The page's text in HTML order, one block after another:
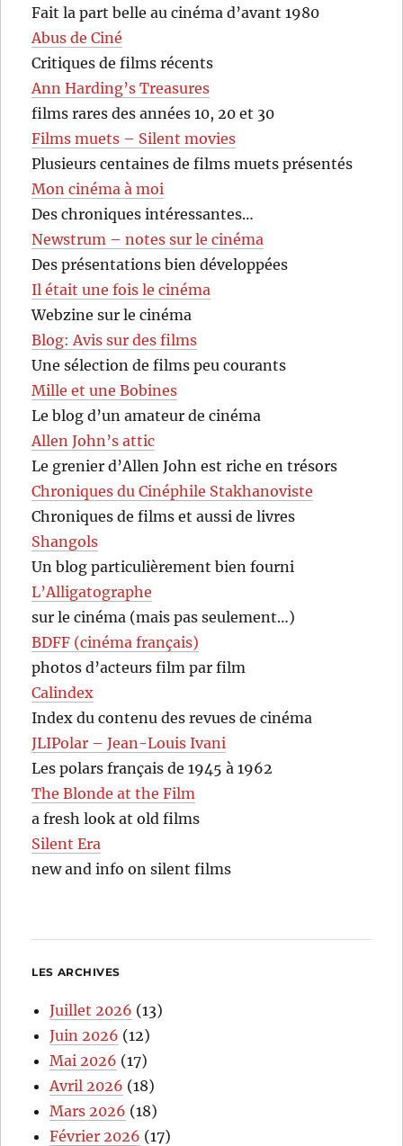
Fait la part belle au cinéma d’avant 1980
Abus de Ciné
Critiques de films récents
Ann Harding’s Treasures
films rares des années 10, 20 et 30
Films muets – Silent movies
Plusieurs centaines de films muets présentés
Mon cinéma à moi
Des chroniques intéressantes…
Newstrum – notes sur le cinéma
Des présentations bien développées
Il était une fois le cinéma
Webzine sur le cinéma
Blog: Avis sur des films
Une sélection de films peu courants
Mille et une Bobines
Le blog d’un amateur de cinéma
Allen John’s attic
Le grenier d’Allen John est riche en trésors
Chroniques du Cinéphile Stakhanoviste
Chroniques de films et aussi de livres
Shangols
Un blog particulièrement bien fourni
L’Alligatographe
sur le cinéma (mais pas seulement…)
BDFF (cinéma français)
photos d’acteurs film par film
Calindex
Index du contenu des revues de cinéma
JLIPolar – Jean-Louis Ivani
Les polars français de 1945 à 1962
The Blonde at the Film
a fresh look at old films
Silent Era
new and info on silent films
LES ARCHIVES
Juillet 2026 (13)
Juin 2026 (12)
Mai 2026 (17)
Avril 2026 (18)
Mars 2026 (18)
Février 2026 (17)